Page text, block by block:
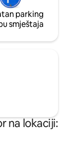
parking
smještaja
na lokaciji: